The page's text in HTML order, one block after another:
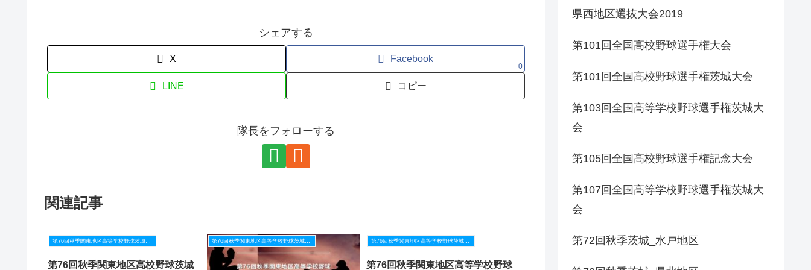
シェアする
X Facebook
0
LINE コピー
隊長をフォローする
関連記事
第76回秋季関東地区高校野球茨城 第76回秋季関東地区高等学校野球
県西地区選抜大会2019
第101回全国高校野球選手権大会
第101回全国高校野球選手権茨城大会
第103回全国高等学校野球選手権茨城大
会
第105回全国高校野球選手権記念大会
第107回全国高等学校野球選手権茨城大
会
第72回秋季茨城_水戸地区